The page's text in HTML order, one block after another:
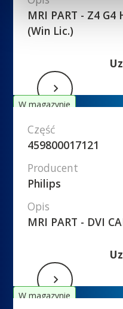
MRI PART - Z4
(Win Lic.)
W magazynie
Część
459800017121
Producent
Philips
Opis
MRI PART - DVI
W magazynie